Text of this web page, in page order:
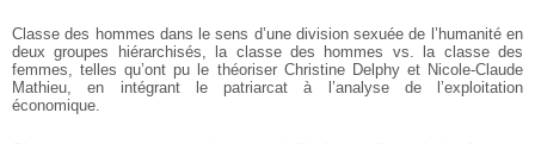
Classe des hommes dans le sens d’une division sexuée de l’humanité en
deux groupes hiérarchisés, la classe des hommes vs. la classe des
femmes, telles qu’ont pu le théoriser Christine Delphy et Nicole-Claude
Mathieu, en intégrant le patriarcat à l’analyse de l’exploitation
économique.